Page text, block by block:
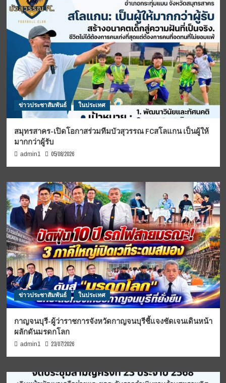
ข่าวประชาสัมพันธ์ ในประเทศ
สมุทรสาคร-เปิดโอกาสร่วมทีมบัวสุวรรณ FCสโลแกน เป็นผู้ให้
มากกว่าผู้รับ
admin1 05/08/2026
ข่าวประชาสัมพันธ์ ในประเทศ
กาญจนบุรี-ผู้ว่าราชการจังหวัดกาญจนบุรีชี้แจงชัดเจนเดินหน้า
ผลักดันมรดกโลก
admin1 23/07/2026